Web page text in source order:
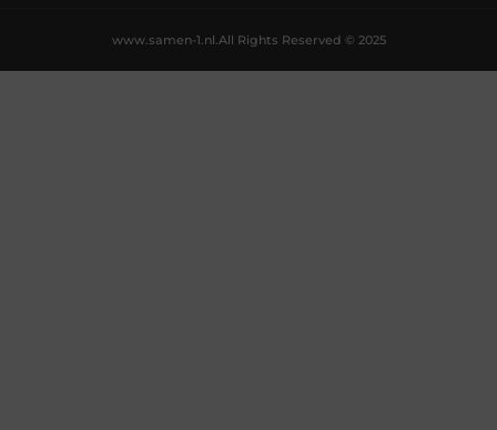
All Rights Reserved © 2025
www.samen-1.nl.